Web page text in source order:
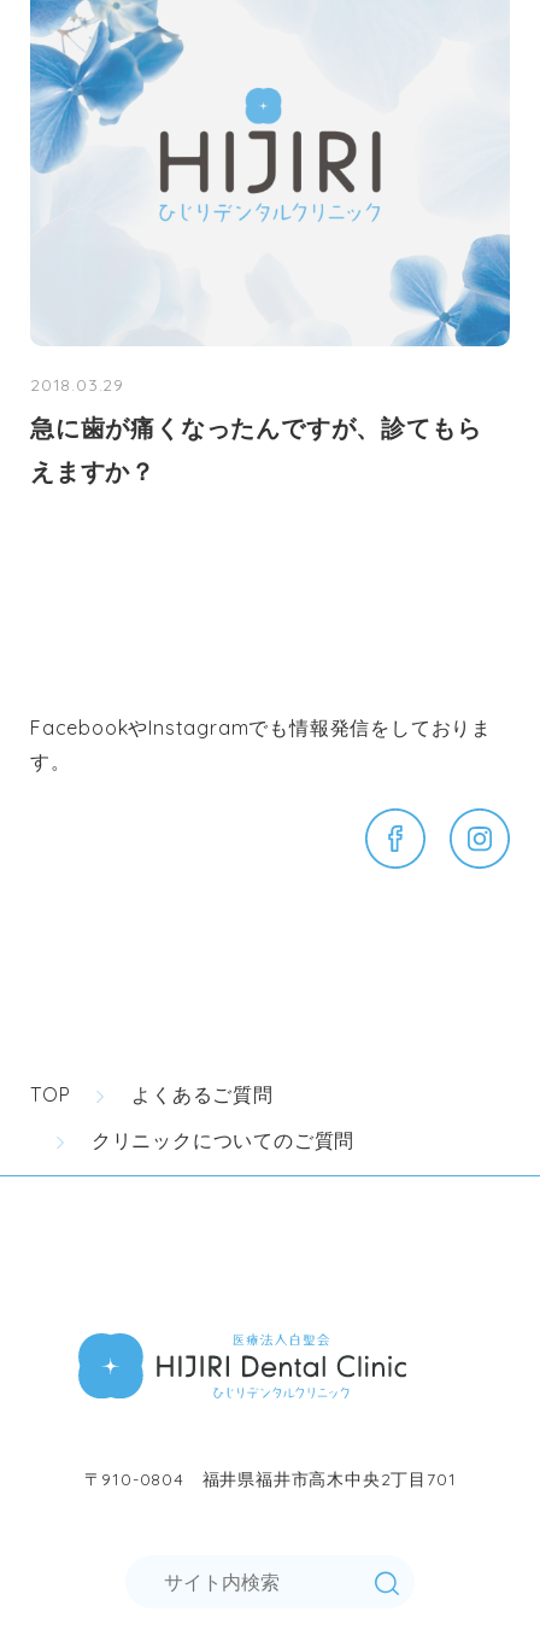
2018.03.29
急に歯が痛くなったんですが、診てもら
えますか？
FacebookやInstagramでも情報発信をしておりま
す。
TOP
よくあるご質問
クリニックについてのご質問
〒910-0804 福井県福井市高木中央2丁目701